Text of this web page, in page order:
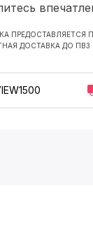
ПРЕДОСТАВЛЯЕТСЯ
ДОСТАВКА ДО ПВЗ